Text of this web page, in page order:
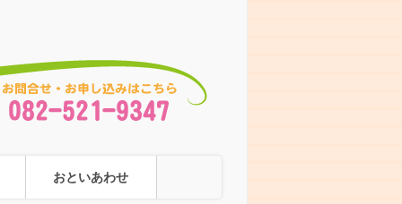
おといあわせ